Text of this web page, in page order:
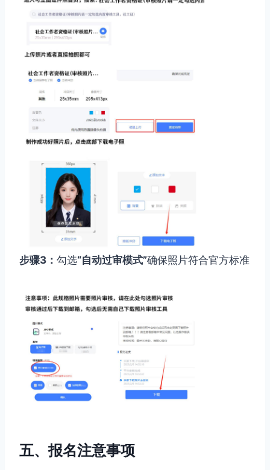
步骤3： 勾选“自动过审模式”确保照片符合官方标准
五、报名注意事项